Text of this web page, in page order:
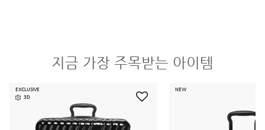
지금 가장 주목받는 아이템
EXCLUSIVE
3D
NEW